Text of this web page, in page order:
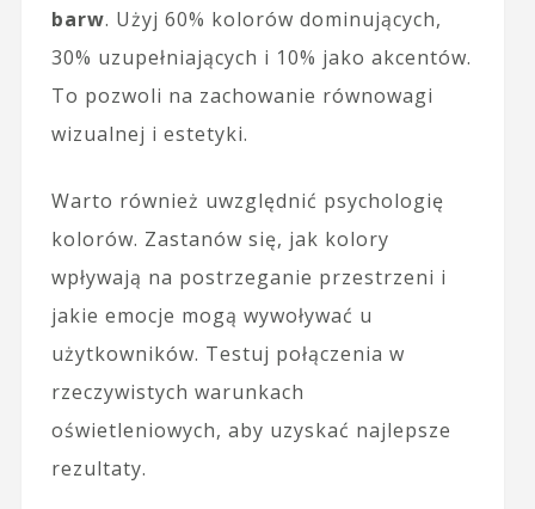
barw. Użyj 60% kolorów dominujących,
30% uzupełniających i 10% jako akcentów.
To pozwoli na zachowanie równowagi
wizualnej i estetyki.
Warto również uwzględnić psychologię
kolorów. Zastanów się, jak kolory
wpływają na postrzeganie przestrzeni i
jakie emocje mogą wywoływać u
użytkowników. Testuj połączenia w
rzeczywistych warunkach
oświetleniowych, aby uzyskać najlepsze
rezultaty.